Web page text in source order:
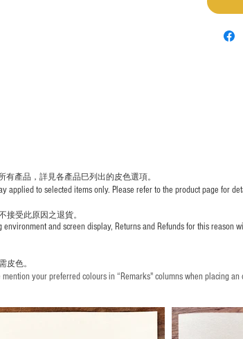
產品，詳見各產品巳列出的皮色選項。
to selected items only. Please refer to the product page for
接受此原因之退貨。
and screen display, Returns and Refunds for this reason
皮色。
your preferred colours in “Remarks" columns when placing an